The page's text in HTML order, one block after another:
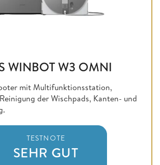
WINBOT W3 OMNI
mit Multifunktionsstation,
der Wischpads, Kanten- und
TESTNOTE
SEHR GUT